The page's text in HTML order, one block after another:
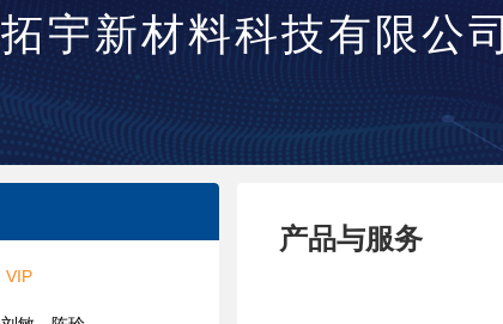
宇新材料科技有限公司
VIP
产品与服务